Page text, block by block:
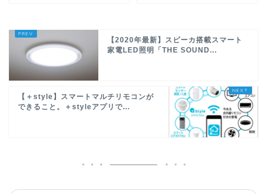
【2020年最新】スピーカ搭載スマート
家電LED照明「THE SOUND...
【＋style】スマートマルチリモコンが
できること。＋styleアプリで...